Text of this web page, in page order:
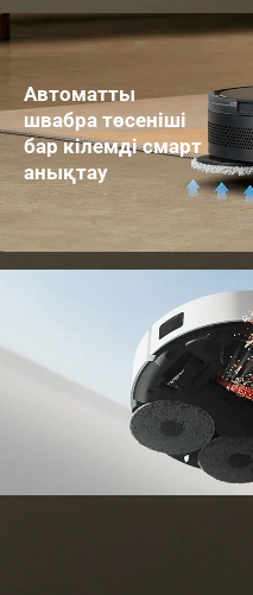
Автоматты
швабра төсеніші
бар кілемді смарт
анықтау